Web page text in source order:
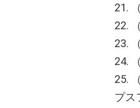
21.
22.
23.
24.
25.
プス